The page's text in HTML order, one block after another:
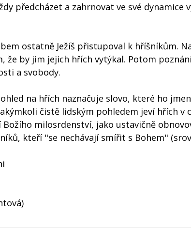
předcházet a zahrnovat ve své dynamice
ostatně Ježíš přistupoval k hříšníkům.
že by jim jejich hřích vytýkal. Potom
a svobody.
na hřích naznačuje slovo, které ho
čistě lidským pohledem jeví hřích
milosrdenství, jako ustavičně
kteří "se nechávají smířit s Bohem"